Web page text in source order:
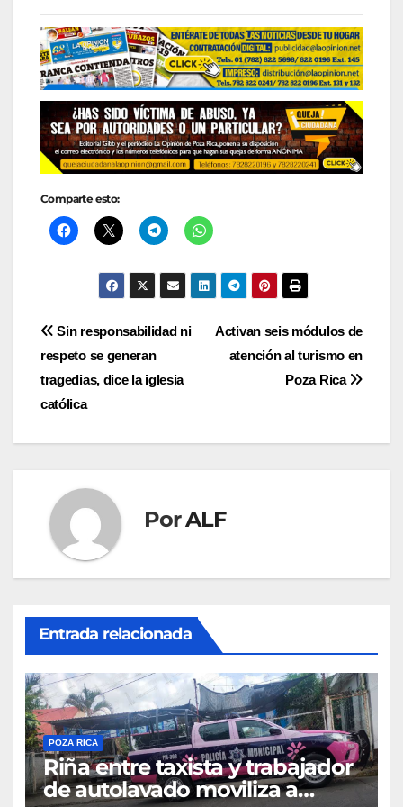
Comparte esto:
Navegación
de
entradas
Activan seis módulos de
atención al turismo en
Poza Rica
Sin responsabilidad ni
respeto se generan
tragedias, dice la iglesia
católica
PorALF
Entrada relacionada
POZA RICA
Riña entre taxista y trabajador
de autolavado moviliza a